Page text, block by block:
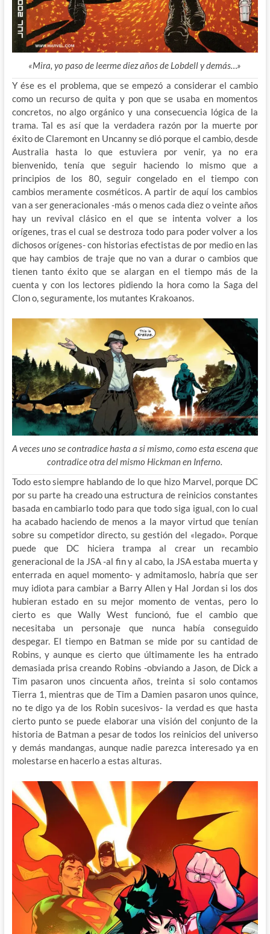
«Mira, yo paso de leerme diez años de Lobdell y demás…»
Y ése es el problema, que se empezó a considerar el cambio
como un recurso de quita y pon que se usaba en momentos
concretos, no algo orgánico y una consecuencia lógica de la
trama. Tal es así que la verdadera razón por la muerte por
éxito de Claremont en Uncanny se dió porque el cambio, desde
Australia hasta lo que estuviera por venir, ya no era
bienvenido, tenía que seguir haciendo lo mismo que a
principios de los 80, seguir congelado en el tiempo con
cambios meramente cosméticos. A partir de aquí los cambios
van a ser generacionales -más o menos cada diez o veinte años
hay un revival clásico en el que se intenta volver a los
orígenes, tras el cual se destroza todo para poder volver a los
dichosos orígenes- con historias efectistas de por medio en las
que hay cambios de traje que no van a durar o cambios que
tienen tanto éxito que se alargan en el tiempo más de la
cuenta y con los lectores pidiendo la hora como la Saga del
Clon o, seguramente, los mutantes Krakoanos.
A veces uno se contradice hasta a si mismo, como esta escena que
contradice otra del mismo Hickman en Inferno.
Todo esto siempre hablando de lo que hizo Marvel, porque DC
por su parte ha creado una estructura de reinicios constantes
basada en cambiarlo todo para que todo siga igual, con lo cual
ha acabado haciendo de menos a la mayor virtud que tenían
sobre su competidor directo, su gestión del «legado». Porque
puede que DC hiciera trampa al crear un recambio
generacional de la JSA -al fin y al cabo, la JSA estaba muerta y
enterrada en aquel momento- y admitamoslo, habría que ser
muy idiota para cambiar a Barry Allen y Hal Jordan si los dos
hubieran estado en su mejor momento de ventas, pero lo
cierto es que Wally West funcionó, fue el cambio que
necesitaba un personaje que nunca había conseguido
despegar. El tiempo en Batman se mide por su cantidad de
Robins, y aunque es cierto que últimamente les ha entrado
demasiada prisa creando Robins -obviando a Jason, de Dick a
Tim pasaron unos cincuenta años, treinta si solo contamos
Tierra 1, mientras que de Tim a Damien pasaron unos quince,
no te digo ya de los Robin sucesivos- la verdad es que hasta
cierto punto se puede elaborar una visión del conjunto de la
historia de Batman a pesar de todos los reinicios del universo
y demás mandangas, aunque nadie parezca interesado ya en
molestarse en hacerlo a estas alturas.